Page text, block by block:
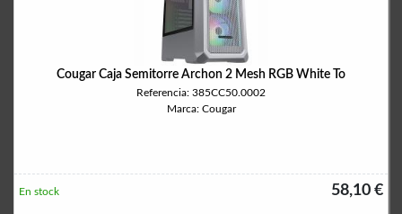
Cougar Caja Semitorre Archon 2 Mesh RGB White To
Referencia: 385CC50.0002
Marca: Cougar
58,10 €
En stock